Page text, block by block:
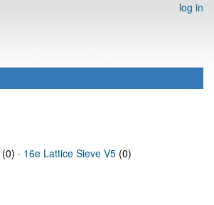
log in
(0) · 16e Lattice Sieve V5 (0)